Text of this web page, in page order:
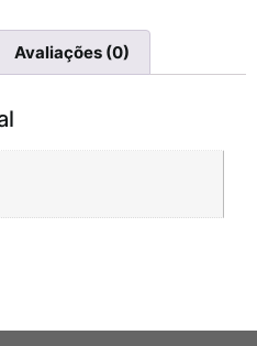
Avaliações (0)